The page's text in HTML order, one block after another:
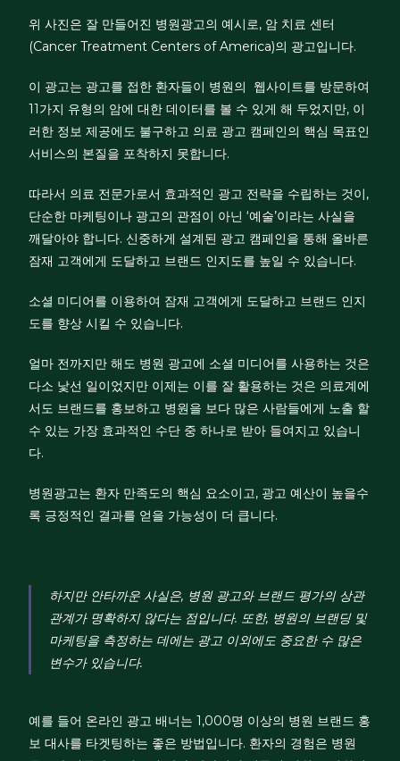
위 사진은 잘 만들어진 병원광고의 예시로, 암 치료 센터
(Cancer Treatment Centers of America)의 광고입니다.
이 광고는 광고를 접한 환자들이 병원의 웹사이트를 방문하여
11가지 유형의 암에 대한 데이터를 볼 수 있게 해 두었지만, 이
러한 정보 제공에도 불구하고 의료 광고 캠페인의 핵심 목표인
서비스의 본질을 포착하지 못합니다.
따라서 의료 전문가로서 효과적인 광고 전략을 수립하는 것이,
단순한 마케팅이나 광고의 관점이 아닌 ‘예술’이라는 사실을
깨달아야 합니다. 신중하게 설계된 광고 캠페인을 통해 올바른
잠재 고객에게 도달하고 브랜드 인지도를 높일 수 있습니다.
소셜 미디어를 이용하여 잠재 고객에게 도달하고 브랜드 인지
도를 향상 시킬 수 있습니다.
얼마 전까지만 해도 병원 광고에 소셜 미디어를 사용하는 것은
다소 낯선 일이었지만 이제는 이를 잘 활용하는 것은 의료계에
서도 브랜드를 홍보하고 병원을 보다 많은 사람들에게 노출 할
수 있는 가장 효과적인 수단 중 하나로 받아 들여지고 있습니
다.
병원광고는 환자 만족도의 핵심 요소이고, 광고 예산이 높을수
록 긍정적인 결과를 얻을 가능성이 더 큽니다.
하지만 안타까운 사실은, 병원 광고와 브랜드 평가의 상관
관계가 명확하지 않다는 점입니다. 또한, 병원의 브랜딩 및
마케팅을 측정하는 데에는 광고 이외에도 중요한 수 많은
변수가 있습니다.
예를 들어 온라인 광고 배너는 1,000명 이상의 병원 브랜드 홍
보 대사를 타겟팅하는 좋은 방법입니다. 환자의 경험은 병원